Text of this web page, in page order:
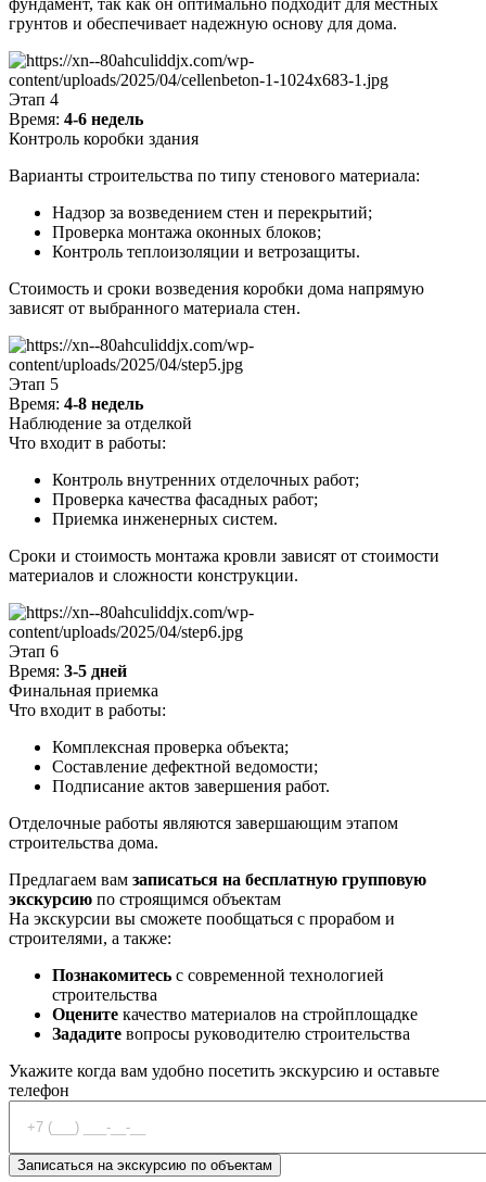
фундамент, так как он оптимально подходит для местных
грунтов и обеспечивает надежную основу для дома.
Этап 4
Время: 4-6 недель
Контроль коробки здания
Варианты строительства по типу стенового материала:
Надзор за возведением стен и перекрытий;
Проверка монтажа оконных блоков;
Контроль теплоизоляции и ветрозащиты.
Стоимость и сроки возведения коробки дома напрямую
зависят от выбранного материала стен.
Этап 5
Время: 4-8 недель
Наблюдение за отделкой
Что входит в работы:
Контроль внутренних отделочных работ;
Проверка качества фасадных работ;
Приемка инженерных систем.
Сроки и стоимость монтажа кровли зависят от стоимости
материалов и сложности конструкции.
Этап 6
Время: 3-5 дней
Финальная приемка
Что входит в работы:
Комплексная проверка объекта;
Составление дефектной ведомости;
Подписание актов завершения работ.
Отделочные работы являются завершающим этапом
строительства дома.
Предлагаем вам записаться на бесплатную групповую
экскурсию по строящимся объектам
На экскурсии вы сможете пообщаться с прорабом и
строителями, а также:
Познакомитесь с современной технологией
строительства
Оцените качество материалов на стройплощадке
Зададите вопросы руководителю строительства
Укажите когда вам удобно посетить экскурсию и оставьте
телефон